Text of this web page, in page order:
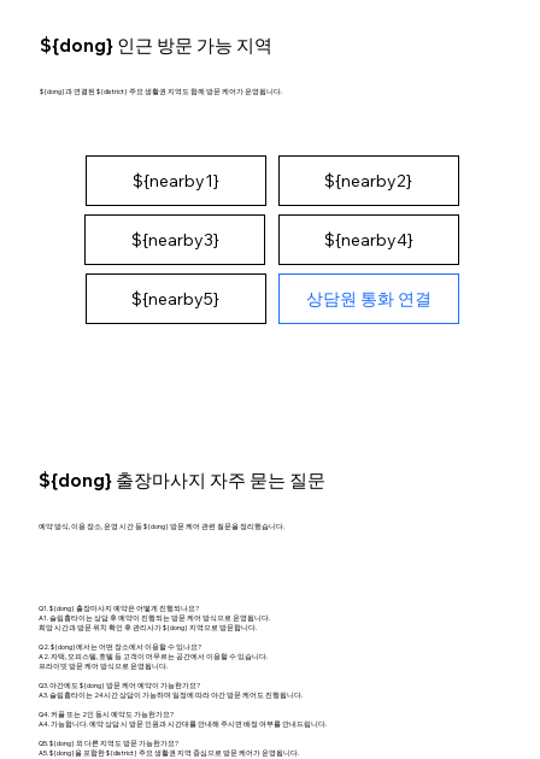
${dong} 인근 방문 가능 지역
${dong}과 연결된 ${district} 주요 생활권 지역도 함께 방문 케어가 운영됩니다.
${nearby1} ${nearby2}
${nearby3} ${nearby4}
${nearby5} 상담원 통화 연결
${dong} 출장마사지 자주 묻는 질문
예약 방식, 이용 장소, 운영 시간 등 ${dong} 방문 케어 관련 질문을 정리했습니다.
Q1. ${dong} 출장마사지 예약은 어떻게 진행되나요?
A1. 슬림홈타이는 상담 후 예약이 진행되는 방문 케어 방식으로 운영됩니다.
희망 시간과 방문 위치 확인 후 관리사가 ${dong} 지역으로 방문합니다.
Q2. ${dong}에서는 어떤 장소에서 이용할 수 있나요?
A2. 자택, 오피스텔, 호텔 등 고객이 머무르는 공간에서 이용할 수 있습니다.
프라이빗 방문 케어 방식으로 운영됩니다.
Q3. 야간에도 ${dong} 방문 케어 예약이 가능한가요?
A3. 슬림홈타이는 24시간 상담이 가능하며 일정에 따라 야간 방문 케어도 진행됩니다.
Q4. 커플 또는 2인 동시 예약도 가능한가요?
A4. 가능합니다. 예약 상담 시 방문 인원과 시간대를 안내해 주시면 배정 여부를 안내드립니다.
Q5. ${dong} 외 다른 지역도 방문 가능한가요?
A5. ${dong}을 포함한 ${district} 주요 생활권 지역 중심으로 방문 케어가 운영됩니다.